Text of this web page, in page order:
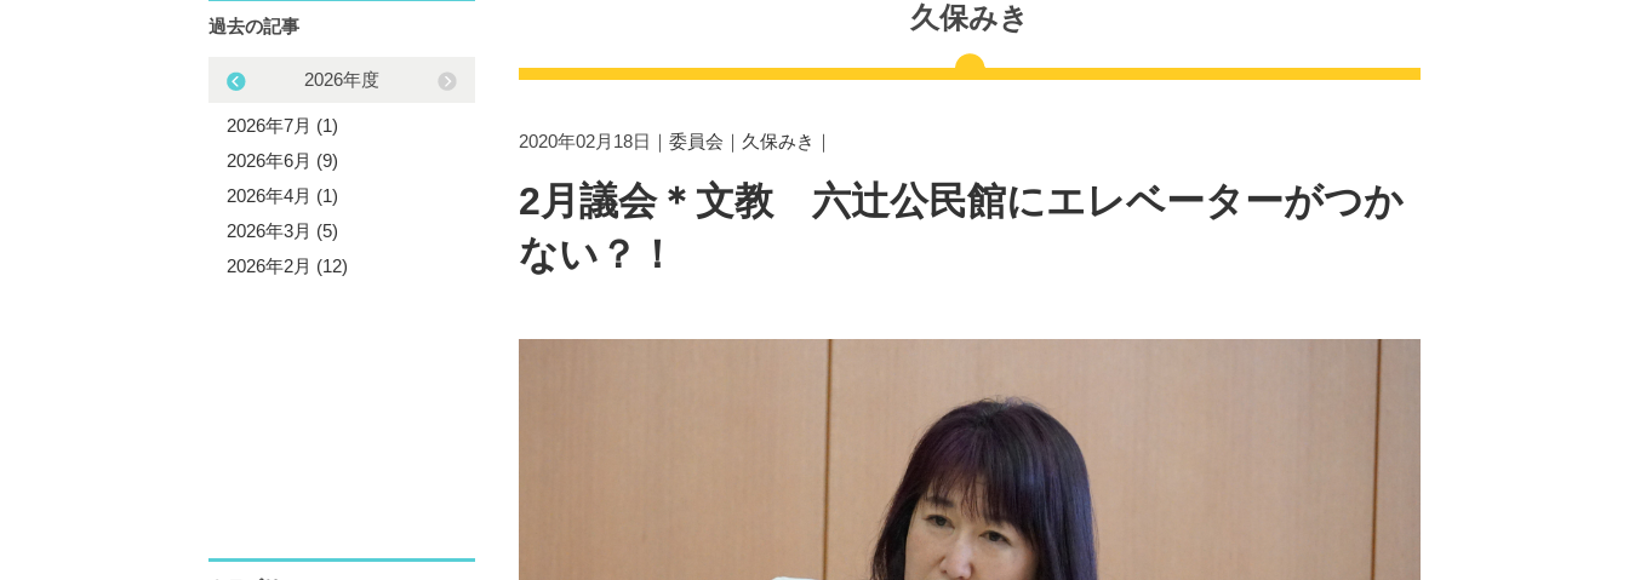
久保みき
2020年02月18日｜ 委員会 ｜ 久保みき ｜
2月議会＊文教 六辻公民館にエレベーターがつか
ない？！
過去の記事
2026年度
2026年7月 (1)
2026年6月 (9)
2026年4月 (1)
2026年3月 (5)
2026年2月 (12)